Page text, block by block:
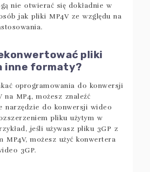
nie otwierać się dokładnie w
jak pliki MP4V ze względu na
pliki
inne formaty?
oprogramowania do konwersji
na MP4, możesz znaleźć
narzędzie do konwersji wideo
pliku użytym w
jeśli używasz pliku 3GP z
MP4V, możesz użyć konwertera
3GP.